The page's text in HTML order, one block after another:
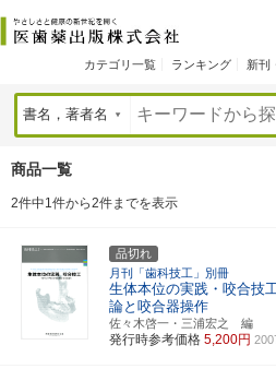
カテゴリ一覧 ランキング 新刊
商品一覧
2件中1件から2件までを表示
品切れ
月刊「歯科技工」別冊
生体本位の実践・咬合技
論と咬合器操作
佐々木啓一・三浦宏之 編
発行時参考価格 5,200円